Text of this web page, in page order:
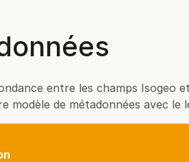
entre les champs Isogeo
modèle de métadonnées avec le